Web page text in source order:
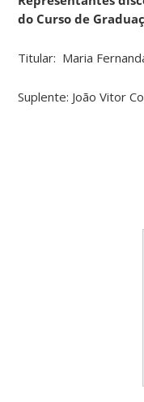
do Curso de
Titular: Maria
Suplente: João Vitor